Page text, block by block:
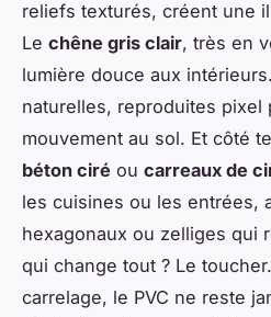
reliefs texturés, créent une
Le chêne gris clair, très en
lumière douce aux
naturelles, reproduites pixel
mouvement au sol. Et côté
béton ciré ou carreaux de
les cuisines ou les entrées,
hexagonaux ou zelliges qui
qui change tout ? Le
carrelage, le PVC ne reste